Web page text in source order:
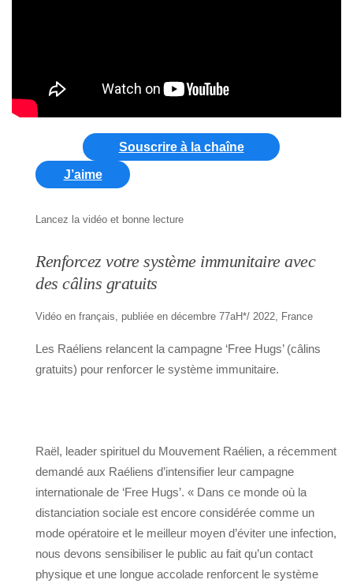
Souscrire à la chaîne
J’aime
Lancez la vidéo et bonne lecture
Renforcez votre système immunitaire avec
des câlins gratuits
Vidéo en français, publiée en décembre 77aH*/ 2022, France
Les Raéliens relancent la campagne ‘Free Hugs’ (câlins
gratuits) pour renforcer le système immunitaire.
Raël, leader spirituel du Mouvement Raélien, a récemment
demandé aux Raéliens d’intensifier leur campagne
internationale de ‘Free Hugs’. « Dans ce monde où la
distanciation sociale est encore considérée comme un
mode opératoire et le meilleur moyen d’éviter une infection,
nous devons sensibiliser le public au fait qu’un contact
physique et une longue accolade renforcent le système